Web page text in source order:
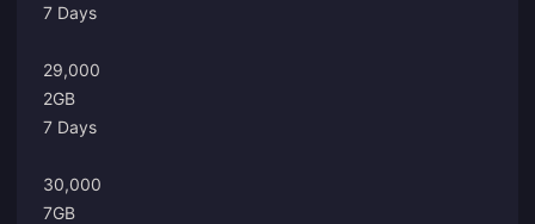
7 Days
29,000
2GB
7 Days
30,000
7GB